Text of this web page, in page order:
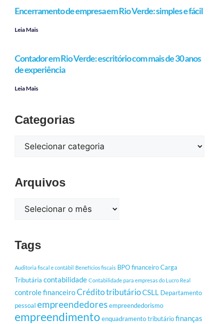
Encerramento de empresa em Rio Verde: simples e fácil
Leia Mais
Contador em Rio Verde: escritório com mais de 30 anos
de experiência
Leia Mais
Categorias
Arquivos
Tags
Auditoria fiscal e contábil Benefícios fiscais BPO financeiroCarga
Tributária contabilidade Contabilidade para empresas do Lucro Real
controle financeiroCrédito tributárioCSLL Departamento
pessoalempreendedoresempreendedorismo
empreendimento enquadramento tributáriofinanças